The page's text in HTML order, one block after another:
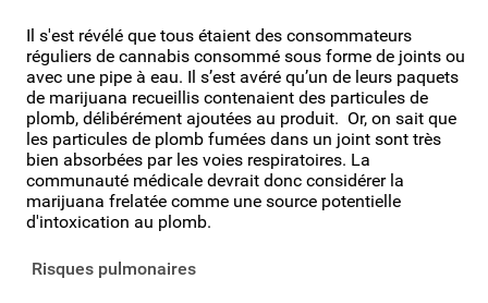
Il s'est révélé que tous étaient des consommateurs
réguliers de cannabis consommé sous forme de joints ou
avec une pipe à eau. Il s’est avéré qu’un de leurs paquets
de marijuana recueillis contenaient des particules de
plomb, délibérément ajoutées au produit. Or, on sait que
les particules de plomb fumées dans un joint sont très
bien absorbées par les voies respiratoires. La
communauté médicale devrait donc considérer la
marijuana frelatée comme une source potentielle
d'intoxication au plomb.
Risques pulmonaires